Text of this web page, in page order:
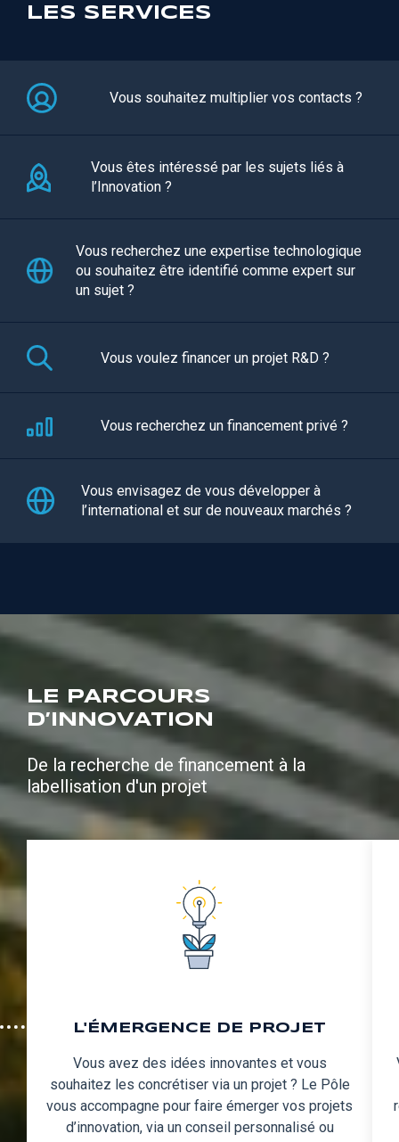
LES SERVICES
Vous souhaitez multiplier vos contacts ?
Vous êtes intéressé par les sujets liés à
l’Innovation ?
Vous recherchez une expertise technologique
ou souhaitez être identifié comme expert sur
un sujet ?
Vous voulez financer un projet R&D ?
Vous recherchez un financement privé ?
Vous envisagez de vous développer à
l’international et sur de nouveaux marchés ?
LE PARCOURS
D’INNOVATION
De la recherche de financement à la
labellisation d'un projet
L'ÉMERGENCE DE PROJET
Vous avez des idées innovantes et vous
souhaitez les concrétiser via un projet ? Le Pôle
vous accompagne pour faire émerger vos projets
d’innovation, via un conseil personnalisé ou